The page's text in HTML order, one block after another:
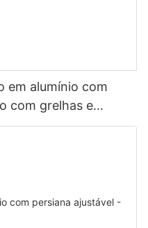
em alumínio com
com grelhas e